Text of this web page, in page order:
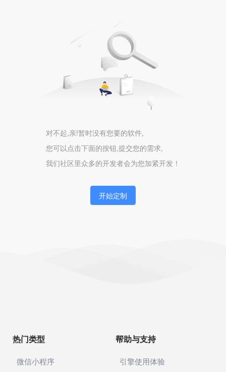
对不起,亲!暂时没有您要的软件,
您可以点击下面的按钮,提交您的需求,
我们社区里众多的开发者会为您加紧开发！
开始定制
热门类型
微信小程序
帮助与支持
引擎使用体验